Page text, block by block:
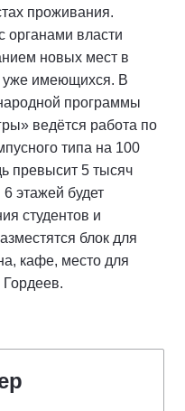
проживания.
органами власти
новых мест в
уже имеющихся. В
программы
ведётся работа по
типа на 100
превысит 5 тысяч
этажей будет
студентов и
блок для
кафе, место для